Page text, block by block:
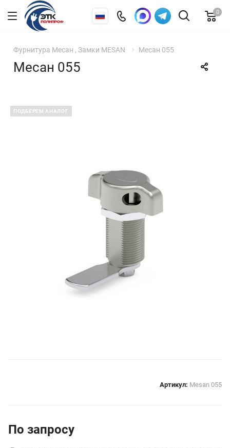
0
Фурнитура Месан , Замки MESAN Месан 055
Месан 055
ПОДБЕРЕМ АНАЛОГ
Артикул: Mesan 055
По запросу